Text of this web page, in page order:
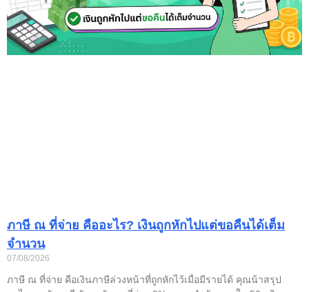
ภาษี ณ ที่จ่าย คืออะไร? เงินถูกหักไปแต่ขอคืนได้เต็ม
จำนวน
07/08/2026
ภาษี ณ ที่จ่าย คือเงินภาษีล่วงหน้าที่ถูกหักไว้เมื่อมีรายได้ คุณน้าสรุป